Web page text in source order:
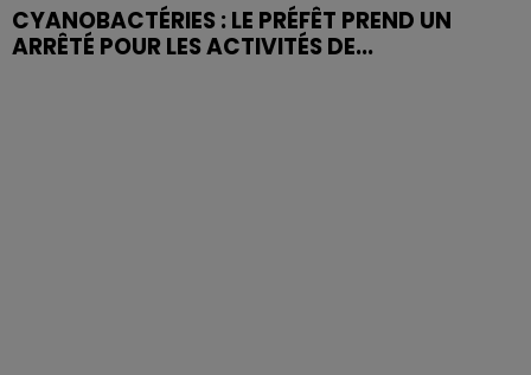
CYANOBACTÉRIES : LE PRÉFÊT PREND UN
ARRÊTÉ POUR LES ACTIVITÉS DE...